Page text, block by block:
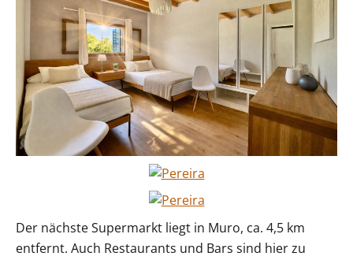
Der nächste Supermarkt liegt in Muro, ca. 4,5 km
entfernt. Auch Restaurants und Bars sind hier zu